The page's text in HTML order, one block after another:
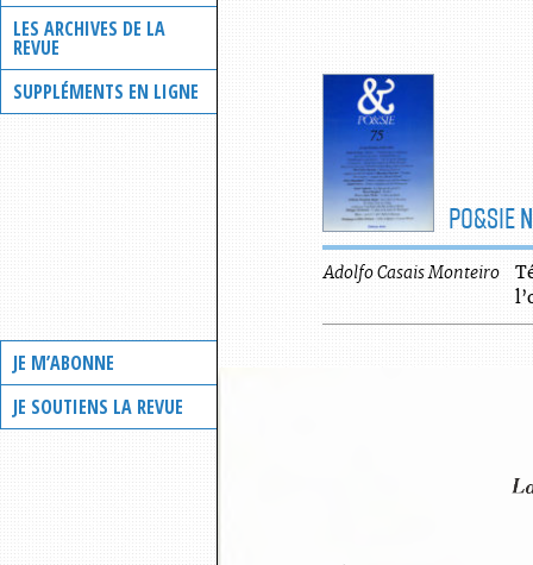
LES ARCHIVES DE LA
REVUE
SUPPLÉMENTS EN LIGNE
JE M’ABONNE
JE SOUTIENS LA REVUE
PO&SIE
Adolfo Casais Monteiro